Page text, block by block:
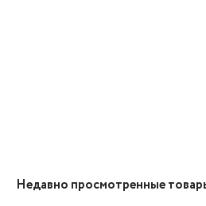
Недавно просмотренные